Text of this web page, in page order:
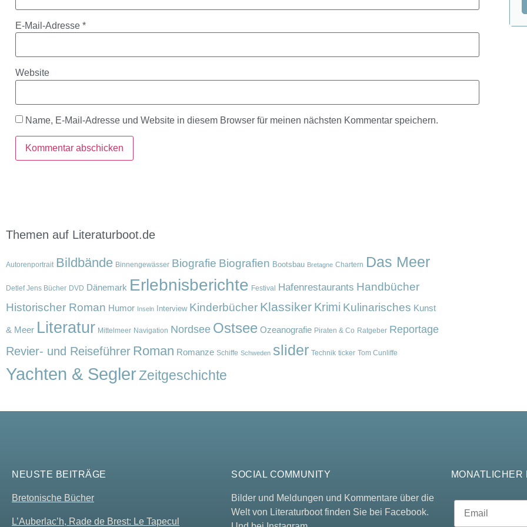
E-Mail-Adresse *
Website
Name, E-Mail-Adresse und Website in diesem Browser für meinen nächsten Kommentar speichern.
Themen auf Literaturboot.de
Autorenportrait Bildbände Binnengewässer Biografie Biografien Bootsbau Bretagne Chartern Das Meer
Detlef Jens Bücher DVD Dänemark Erlebnisberichte Festival Hafenrestaurants Handbücher
Historischer Roman Humor Inseln Interview Kinderbücher Klassiker Krimi Kulinarisches Kunst
& Meer Literatur Mittelmeer Navigation Nordsee Ostsee Ozeanografie Piraten & Co Ratgeber Reportage
Revier- und Reiseführer Roman Romanze Schiffe Schweden slider Technik ticker Tom Cunliffe
Yachten & SeglerZeitgeschichte
NEUSTE BEITRÄGE
Bretonische Bücher
L’Auberlac’h, Rade de Brest: Le Tapecul
SOCIAL COMMUNITY
Bilder und Meldungen und Kommentare über die
Welt von Literaturboot finden Sie bei Facebook.
MONATLICHER